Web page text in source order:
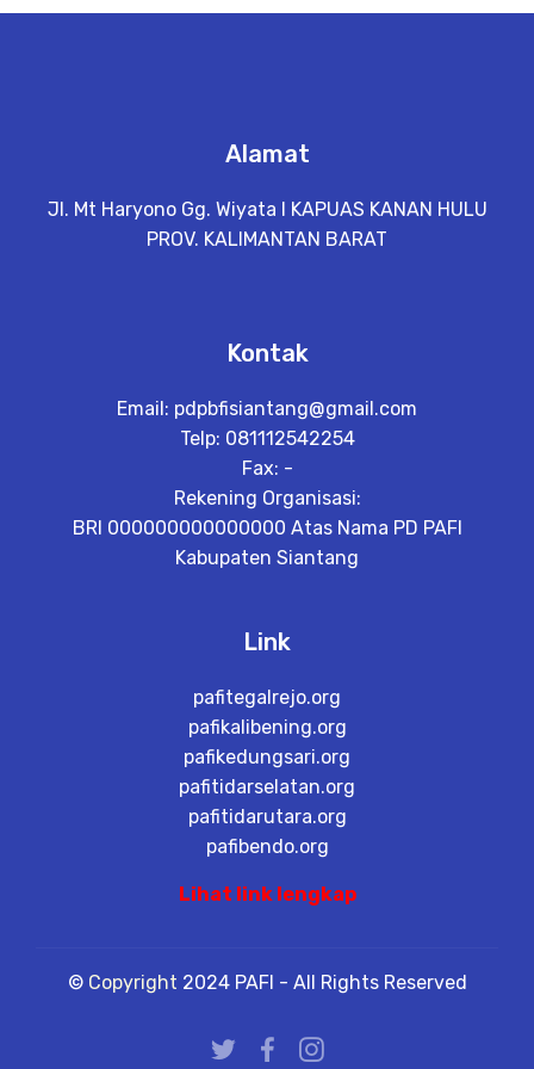
I
T
T
i
h
t
D
Alamat
Jl. Mt Haryono Gg. Wiyata I KAPUAS KANAN HULU
PROV. KALIMANTAN BARAT
Kontak
Email: pdpbfisiantang@gmail.com
Telp: 081112542254
Fax: -
Rekening Organisasi:
BRI 000000000000000 Atas Nama PD PAFI
Kabupaten Siantang
Link
pafitegalrejo.org
pafikalibening.org
pafikedungsari.org
pafitidarselatan.org
pafitidarutara.org
pafibendo.org
Lihat link lengkap
© Copyright 2024 PAFI - All Rights Reserved